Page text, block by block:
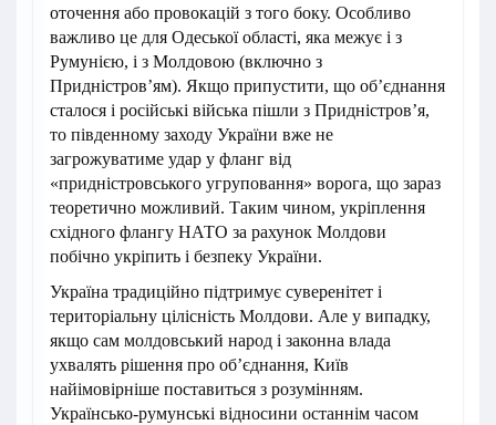
оточення або провокацій з того боку. Особливо
важливо це для Одеської області, яка межує і з
Румунією, і з Молдовою (включно з
Придністров’ям). Якщо припустити, що об’єднання
сталося і російські війська пішли з Придністров’я,
то південному заходу України вже не
загрожуватиме удар у фланг від
«придністровського угруповання» ворога, що зараз
теоретично можливий. Таким чином, укріплення
східного флангу НАТО за рахунок Молдови
побічно укріпить і безпеку України.
Україна традиційно підтримує суверенітет і
територіальну цілісність Молдови. Але у випадку,
якщо сам молдовський народ і законна влада
ухвалять рішення про об’єднання, Київ
найімовірніше поставиться з розумінням.
Українсько-румунські відносини останнім часом